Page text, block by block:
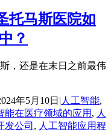
托马斯医院如
？
，还是在末日之前最伟
年5月10日 | 人工智能,
能在医疗领域的应用 , 人
发公司 , 人工智能应用程